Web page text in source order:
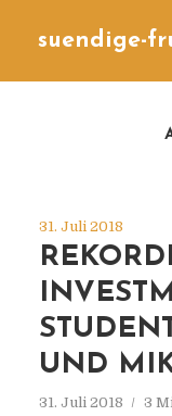
suendige-
31. Juli 2018
UND
31. Juli 2018 3